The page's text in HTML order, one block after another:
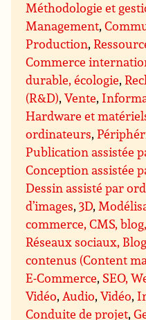
Méthodologie et
Management,
Production,
Commerce
durable, écologie,
(R&D),Vente,
Hardware et
ordinateurs,
Publication assistée
Conception assistée
Dessin assisté par
d’images,3D,
commerce, CMS,
Réseaux sociaux, Blog
contenus (Content
E-Commerce, SEO,
Vidéo, Audio,Vidéo,
Conduite de projet,